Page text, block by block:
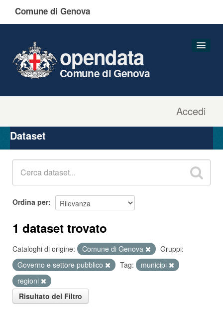
Comune di Genova
Accedi
opendata
Comune di Genova
Organizzazioni
Gruppi
Dataset
Ordina per
1 dataset trovato
Cataloghi di origine: Comune di Genova
Gruppi:
Governo e settore pubblico
Tag:
municipi
regioni
Risultato del Filtro